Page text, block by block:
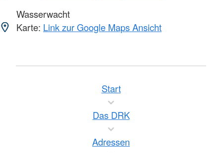
Wasserwacht
Karte: Link zur Google Maps Ansicht
Start
Das DRK
Adressen